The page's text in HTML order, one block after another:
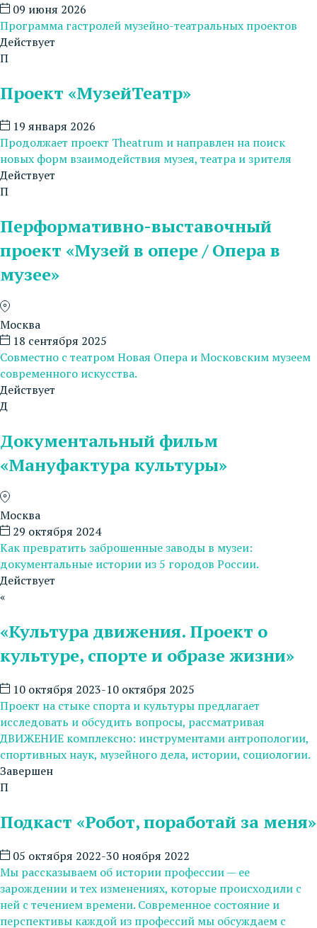
09 июня 2026
Программа гастролей музейно-театральных проектов
Действует
П
Проект «МузейТеатр»
19 января 2026
Продолжает проект Theatrum и направлен на поиск
новых форм взаимодействия музея, театра и зрителя
Действует
П
Перформативно-выставочный
проект «Музей в опере / Опера в
музее»
Москва
18 сентября 2025
Совместно с театром Новая Опера и Московским музеем
современного искусства.
Действует
Д
Документальный фильм
«Мануфактура культуры»
Москва
29 октября 2024
Как превратить заброшенные заводы в музеи:
документальные истории из 5 городов России.
Действует
«
«Культура движения. Проект о
культуре, спорте и образе жизни»
10 октября 2023-10 октября 2025
Проект на стыке спорта и культуры предлагает
исследовать и обсудить вопросы, рассматривая
ДВИЖЕНИЕ комплексно: инструментами антропологии,
спортивных наук, музейного дела, истории, социологии.
Завершен
П
Подкаст «Робот, поработай за меня»
05 октября 2022-30 ноября 2022
Мы рассказываем об истории профессии — ее
зарождении и тех изменениях, которые происходили с
ней с течением времени. Современное состояние и
перспективы каждой из профессий мы обсуждаем с